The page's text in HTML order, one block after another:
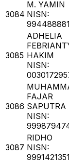
3084
M. YAMIN
NISN:
3085
ADHELIA
HAKIM
NISN:
3086
FAJAR
SAPUTRA
NISN:
3087
RIDHO
NISN:
9991421351